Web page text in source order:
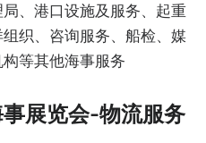
、港口设施及服务、起重
织、咨询服务、船检、媒
等其他海事服务
展览会-物流服务